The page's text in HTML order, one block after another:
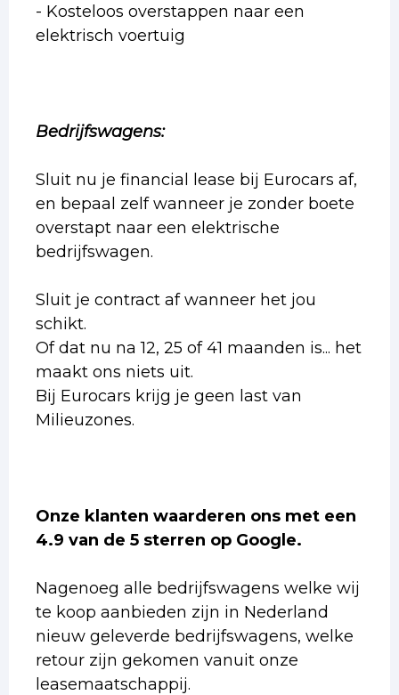
- Kosteloos overstappen naar een
elektrisch voertuig
Bedrijfswagens:
Sluit nu je financial lease bij Eurocars af,
en bepaal zelf wanneer je zonder boete
overstapt naar een elektrische
bedrijfswagen.
Sluit je contract af wanneer het jou
schikt.
Of dat nu na 12, 25 of 41 maanden is... het
maakt ons niets uit.
Bij Eurocars krijg je geen last van
Milieuzones.
Onze klanten waarderen ons met een
4.9 van de 5 sterren op Google.
Nagenoeg alle bedrijfswagens welke wij
te koop aanbieden zijn in Nederland
nieuw geleverde bedrijfswagens, welke
retour zijn gekomen vanuit onze
leasemaatschappij.